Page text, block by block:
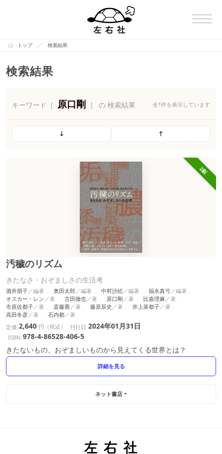
トップ 検索結果
検索結果
キーワード［ 原口剛 ］ の 検索結果 全1件を表示しています
2刷
汚穢のリズム
きたなさ・おぞましさの生活考
酒井朋子 奥田太郎 中村沙絵
福永真弓
オスカー・レン
古田徹也 原口剛
比嘉理麻
市原佐都子
斎藤喬 藤原辰史
井上菜都子
高田冬彦
石内都
定価 2,640 円（税込） 刊行日 2024年01月31日
ISBN 978-4-86528-406-5
きたないもの、おぞましいものから見えてくる世界とは？
詳細を見る
ネット書店